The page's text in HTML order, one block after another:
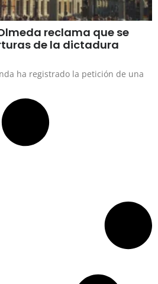
reclama que se
de la dictadura
ha registrado la petición de una